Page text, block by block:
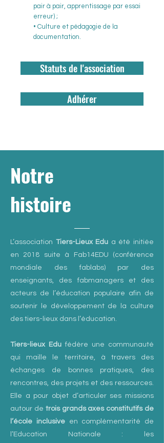
pair à pair, apprentissage par essai
erreur) ;
• Culture et pédagogie de la
documentation.​
Statuts de l'association
Adhérer
Notre
histoire
L’association Tiers-Lieux Edu a été initiée
en 2018 suite à Fab14EDU (conférence
mondiale des fablabs) par des
enseignants, des fabmanagers et des
acteurs de l’éducation populaire afin de
soutenir le développement de la culture
des tiers-lieux dans l’éducation.
Tiers-lieux Edu fédère une communauté
qui maille le territoire, à travers des
échanges de bonnes pratiques, des
rencontres, des projets et des ressources.
Elle a pour objet d’articuler ses missions
autour de trois grands axes constitutifs de
l’école inclusiveen complémentarité de
l’Education Nationale : les